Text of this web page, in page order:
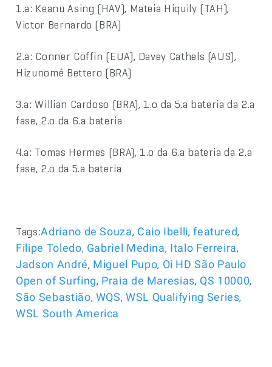
1.a: Keanu Asing (HAV), Mateia Hiquily (TAH),
Victor Bernardo (BRA)
2.a: Conner Coffin (EUA), Davey Cathels (AUS),
Hizunomê Bettero (BRA)
3.a: Willian Cardoso (BRA), 1.o da 5.a bateria da 2.a
fase, 2.o da 6.a bateria
4.a: Tomas Hermes (BRA), 1.o da 6.a bateria da 2.a
fase, 2.o da 5.a bateria
Tags:Adriano de Souza, Caio Ibelli,featured,
Filipe Toledo, Gabriel Medina, Italo Ferreira,
Jadson André, Miguel Pupo, Oi HD São Paulo
Open of Surfing, Praia de Maresias, QS 10000,
São Sebastião, WQS,WSL Qualifying Series,
WSL South America